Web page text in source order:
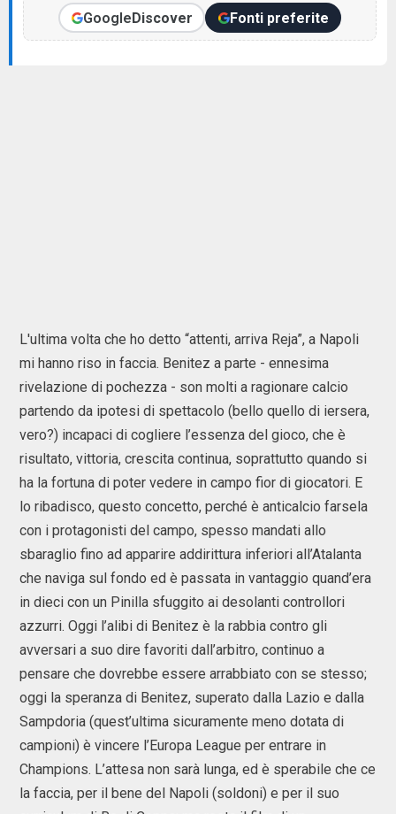
GoogleDiscover Fonti preferite
L'ultima volta che ho detto “attenti, arriva Reja”, a Napoli
mi hanno riso in faccia. Benitez a parte - ennesima
rivelazione di pochezza - son molti a ragionare calcio
partendo da ipotesi di spettacolo (bello quello di iersera,
vero?) incapaci di cogliere l’essenza del gioco, che è
risultato, vittoria, crescita continua, soprattutto quando si
ha la fortuna di poter vedere in campo fior di giocatori. E
lo ribadisco, questo concetto, perché è anticalcio farsela
con i protagonisti del campo, spesso mandati allo
sbaraglio fino ad apparire addirittura inferiori all’Atalanta
che naviga sul fondo ed è passata in vantaggio quand’era
in dieci con un Pinilla sfuggito ai desolanti controllori
azzurri. Oggi l’alibi di Benitez è la rabbia contro gli
avversari a suo dire favoriti dall’arbitro, continuo a
pensare che dovrebbe essere arrabbiato con se stesso;
oggi la speranza di Benitez, superato dalla Lazio e dalla
Sampdoria (quest’ultima sicuramente meno dotata di
campioni) è vincere l’Europa League per entrare in
Champions. L’attesa non sarà lunga, ed è sperabile che ce
la faccia, per il bene del Napoli (soldoni) e per il suo